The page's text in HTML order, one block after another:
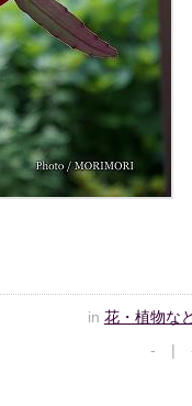
in 花・植物な
- |